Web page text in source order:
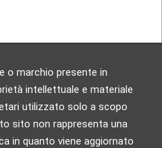
o marchio presente in
intellettuale e materiale
utilizzato solo a scopo
sito non rappresenta una
in quanto viene aggiornato